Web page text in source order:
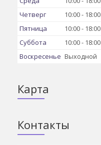
Четверг
10:00
18:00
Пятница
10:00
18:00
Суббота
10:00
18:00
Воскресенье Выходной
Карта
Контакты